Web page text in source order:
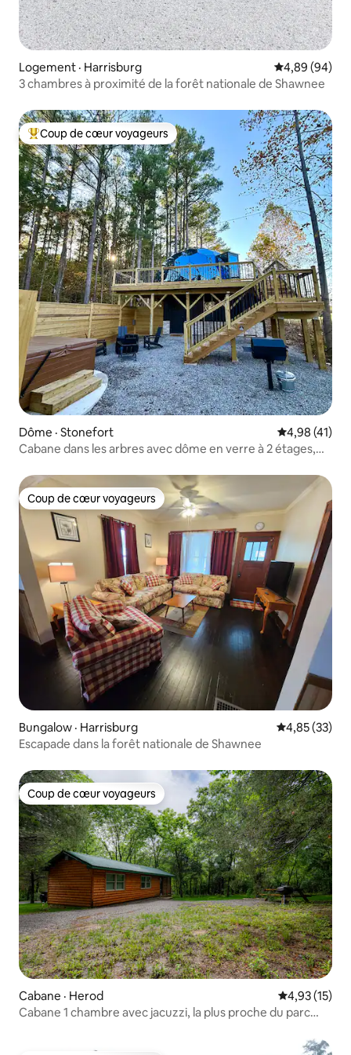
Logement · Harrisburg Note
4,89 (94)
3 chambres à proximité de la forêt nationale de Shawnee
Coup de cœur voyageurs parmi les plus aimés
Coup de cœur voyageurs
Dôme · Stonefort Note
4,98 (41)
Cabane dans les arbres avec dôme en verre à 2 étages,
Coup de cœur voyageurs
Coup de cœur voyageurs
Bungalow · Harrisburg Note
4,85 (33)
Escapade dans la forêt nationale de Shawnee
Coup de cœur voyageurs
Coup de cœur voyageurs
Cabane · Herod Note
4,93 (15)
Cabane 1 chambre avec jacuzzi, la plus proche du parc